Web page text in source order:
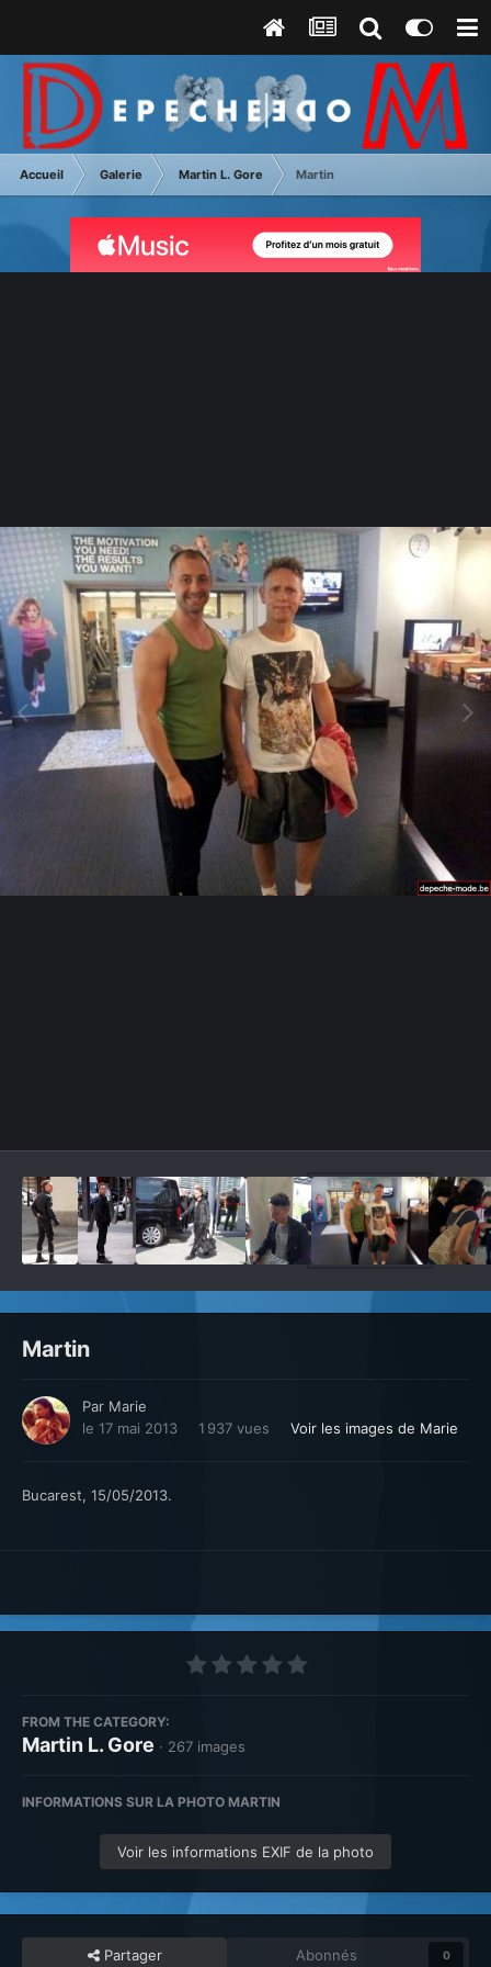
Accueil Galerie Martin L. Gore Martin
Martin
Par Marie
le 17 mai 2013
1 937 vues Voir les images de Marie
Bucarest, 15/05/2013.
FROM THE CATEGORY:
Martin L. Gore · 267 images
INFORMATIONS SUR LA PHOTO MARTIN
Voir les informations EXIF de la photo
Partager Abonnés 0